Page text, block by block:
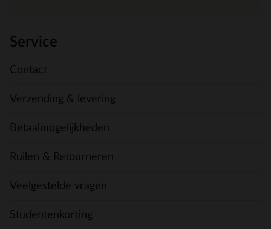
Service
Contact
Verzending & levering
Betaalmogelijkheden
Ruilen & Retourneren
Veelgestelde vragen
Studentenkorting